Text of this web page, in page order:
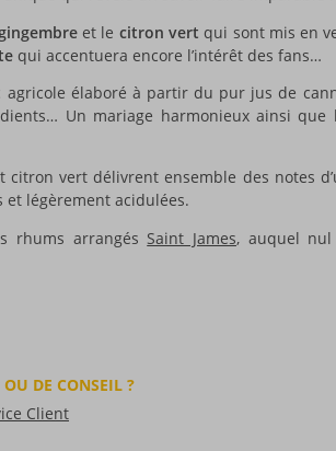
et le citron vert qui sont mis en
qui accentuera encore l’intérêt des fans…
agricole élaboré à partir du pur jus de
Un mariage harmonieux ainsi que
citron vert délivrent ensemble des notes
légèrement acidulées.
rhums arrangés Saint James, auquel
OU DE CONSEIL ?
Client